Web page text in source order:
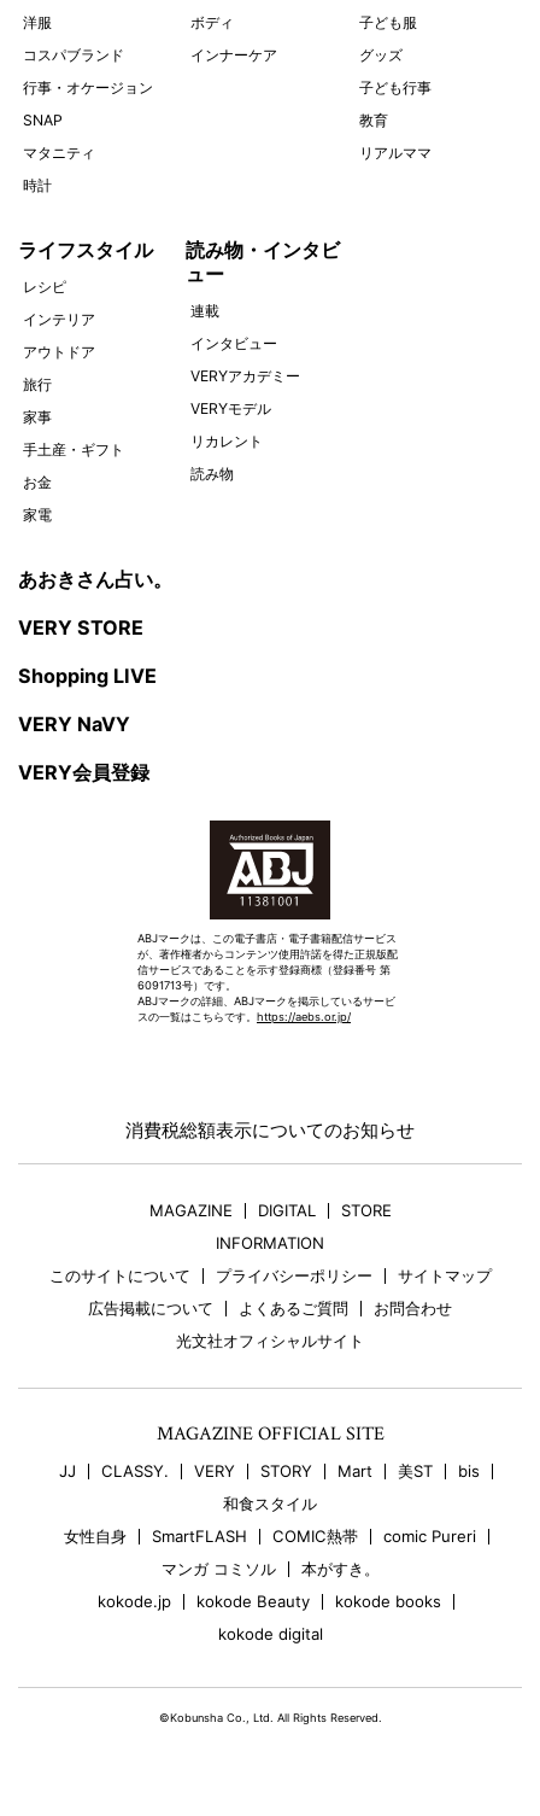
洋服
コスパブランド
行事・オケージョン
SNAP
マタニティ
時計
ボディ
インナーケア
子ども服
グッズ
子ども行事
教育
リアルママ
ライフスタイル
レシピ
インテリア
アウトドア
旅行
家事
手土産・ギフト
お金
家電
読み物・インタビ
ュー
連載
インタビュー
VERYアカデミー
VERYモデル
リカレント
読み物
あおきさん占い。
VERY STORE
Shopping LIVE
VERY NaVY
VERY会員登録
ABJマークは、この電子書店・電子書籍配信サービス
が、著作権者からコンテンツ使用許諾を得た正規版配
信サービスであることを示す登録商標（登録番号 第
6091713号）です。
ABJマークの詳細、ABJマークを掲示しているサービ
スの一覧はこちらです。 https://aebs.or.jp/
消費税総額表示についてのお知らせ
MAGAZINE DIGITAL
STORE
INFORMATION
このサイトについて
プライバシーポリシー
サイトマップ
広告掲載について
よくあるご質問
お問合わせ
光文社オフィシャルサイト
MAGAZINE OFFICIAL SITE
JJ CLASSY. VERY STORY Mart 美ST
bis
和食スタイル
女性自身
SmartFLASH COMIC熱帯
comic Pureri
マンガ コミソル
本がすき。
kokode.jp
kokode Beauty
kokode books
kokode digital
©Kobunsha Co., Ltd. All Rights Reserved.